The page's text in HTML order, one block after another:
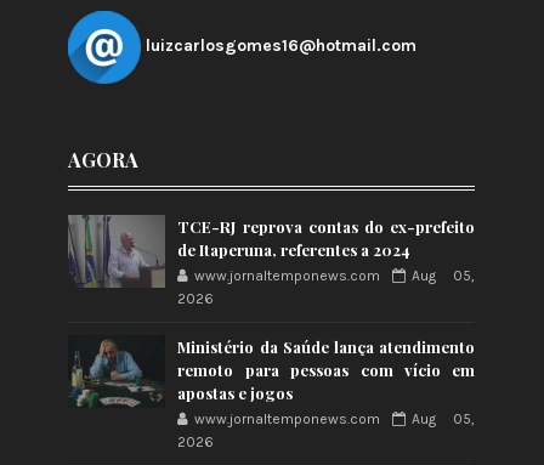
luizcarlosgomes16@hotmail.com
AGORA
TCE-RJ reprova contas do ex-prefeito
de Itaperuna, referentes a 2024
www.jornaltemponews.com
Aug 05,
2026
Ministério da Saúde lança atendimento
remoto para pessoas com vício em
apostas e jogos
www.jornaltemponews.com
Aug 05,
2026